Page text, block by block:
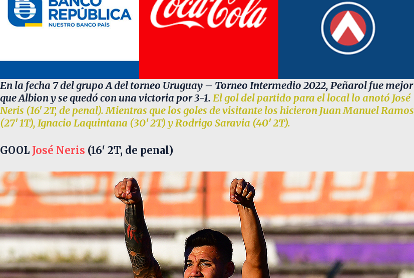
En la fecha 7 del grupo A del torneo Uruguay – Torneo Intermedio 2022, Peñarol fue mejor
que Albion y se quedó con una victoria por 3-1. El gol del partido para el local lo anotó José
Neris (16′ 2T, de penal). Mientras que los goles de visitante los hicieron Juan Manuel Ramos
(27′ 1T), Ignacio Laquintana (30′ 2T) y Rodrigo Saravia (40′ 2T).
GOOL José Neris (16′ 2T, de penal)